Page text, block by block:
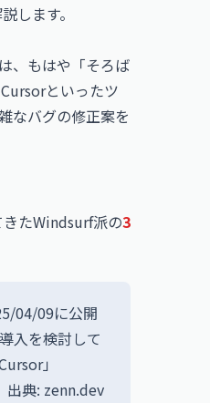
します。
、もはや「そろば
といったツ
なバグの修正案を
たWindsurf派の3
04/09に公開
入を検討して
」
出典: zenn.dev